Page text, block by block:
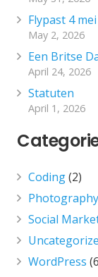
Flypast 4
May 2, 2026
Een Britse
April 24, 2026
Statuten
April 1, 2026
Coding(2)
Photography
Social
WordPress